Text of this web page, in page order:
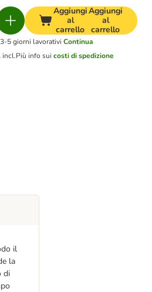
Aggiungi
al
carrello
Aggiungi
al
carrello
5 giorni lavorativi Continua
incl.Più info sui costi di spedizione
il
la
di